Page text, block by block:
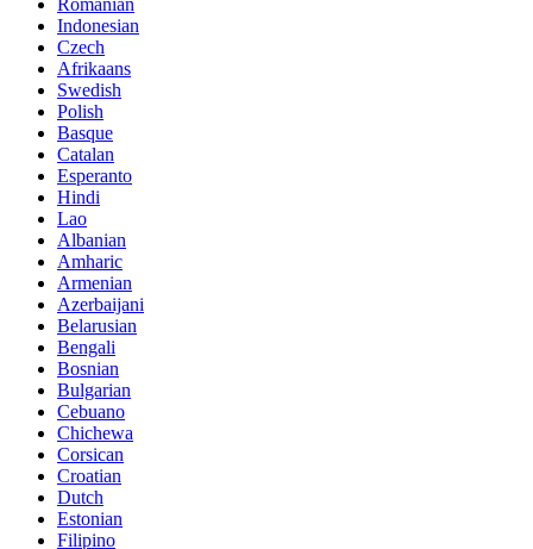
Indonesian
Czech
Afrikaans
Swedish
Polish
Basque
Catalan
Esperanto
Hindi
Lao
Albanian
Amharic
Armenian
Azerbaijani
Belarusian
Bengali
Bosnian
Bulgarian
Cebuano
Chichewa
Corsican
Croatian
Dutch
Estonian
Filipino